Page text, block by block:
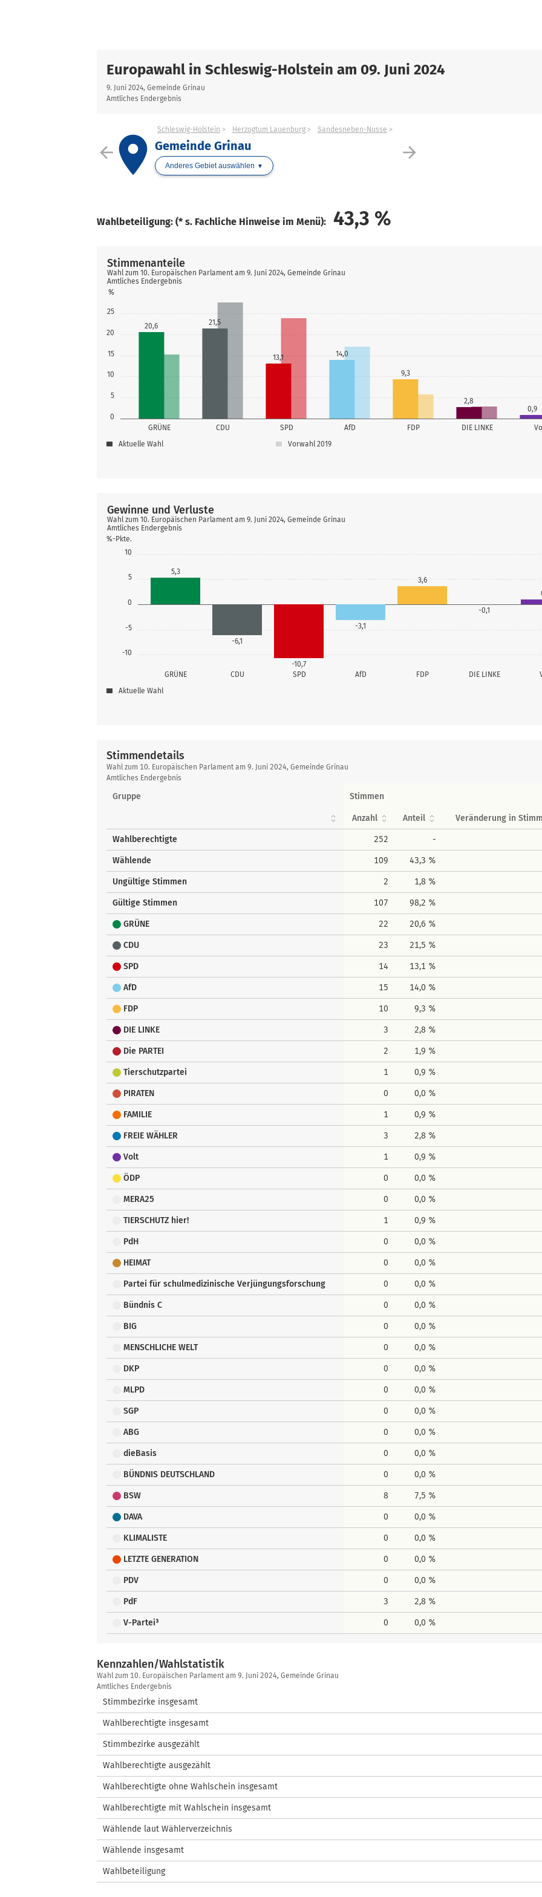
Europawahl in Schleswig-Holstein am 09. Juni 2024
9. Juni 2024, Gemeinde Grinau
Amtliches Endergebnis
arrow_back arrow_forward
place
Schleswig-Holstein Herzogtum Lauenburg Sandesneben-Nusse
Gemeinde Grinau
Anderes Gebiet auswählen
Wahlbeteiligung: (* s. Fachliche Hinweise im Menü): 43,3 %
0
5
10
15
20
25
%
GRÜNE CDU SPD AfD FDP DIE LINKE
20,6 21,5
13,1 14,0
9,3
2,8
0,9
Stimmenanteile
Wahl zum 10. Europäischen Parlament am 9. Juni 2024, Gemeinde Grinau
Amtliches Endergebnis
Aktuelle Wahl Vorwahl 2019
-10
-5
0
5
10
%-Pkte.
GRÜNE CDU SPD AfD FDP DIE LINKE
5,3
-6,1
-10,7
-3,1
3,6
-0,1
Gewinne und Verluste
Wahl zum 10. Europäischen Parlament am 9. Juni 2024, Gemeinde Grinau
Amtliches Endergebnis
Aktuelle Wahl
Stimmendetails
Stimmendetails
Wahl zum 10. Europäischen Parlament am 9. Juni 2024, Gemeinde Grinau
Amtliches Endergebnis
Gruppe Stimmen
Anzahl Anteil Veränderung in
Wahlberechtigte 252 -
Wählende 109 43,3 %
Ungültige Stimmen 2 1,8 %
Gültige Stimmen 107 98,2 %
GRÜNE 22 20,6 %
CDU 23 21,5 %
SPD 14 13,1 %
AfD 15 14,0 %
FDP 10 9,3 %
DIE LINKE 3 2,8 %
Die PARTEI 2 1,9 %
Tierschutzpartei 1 0,9 %
PIRATEN 0 0,0 %
FAMILIE 1 0,9 %
FREIE WÄHLER 3 2,8 %
Volt 1 0,9 %
ÖDP 0 0,0 %
MERA25 0 0,0 %
TIERSCHUTZ hier! 1 0,9 %
PdH 0 0,0 %
HEIMAT 0 0,0 %
Partei für schulmedizinische Verjüngungsforschung 0 0,0 %
Bündnis C 0 0,0 %
BIG 0 0,0 %
MENSCHLICHE WELT 0 0,0 %
DKP 0 0,0 %
MLPD 0 0,0 %
SGP 0 0,0 %
ABG 0 0,0 %
dieBasis 0 0,0 %
BÜNDNIS DEUTSCHLAND 0 0,0 %
BSW 8 7,5 %
DAVA 0 0,0 %
KLIMALISTE 0 0,0 %
LETZTE GENERATION 0 0,0 %
PDV 0 0,0 %
PdF 3 2,8 %
V-Partei³ 0 0,0 %
Kennzahlen/Wahlstatistik
Kennzahlen/Wahlstatistik
Wahl zum 10. Europäischen Parlament am 9. Juni 2024, Gemeinde Grinau
Amtliches Endergebnis
Stimmbezirke insgesamt
Wahlberechtigte insgesamt
Stimmbezirke ausgezählt
Wahlberechtigte ausgezählt
Wahlberechtigte ohne Wahlschein insgesamt
Wahlberechtigte mit Wahlschein insgesamt
Wählende laut Wählerverzeichnis
Wählende insgesamt
Wahlbeteiligung